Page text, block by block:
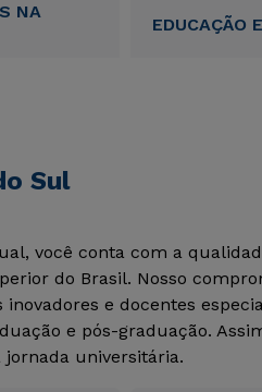
NA
EDUCAÇÃO
Sul
você conta com a
do Brasil. Nosso
e docentes
e pós-graduação.
universitária.